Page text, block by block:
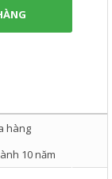
hàng
10 năm